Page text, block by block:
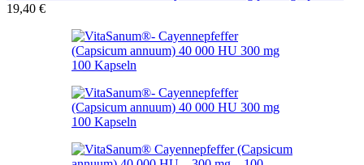
19,40 €